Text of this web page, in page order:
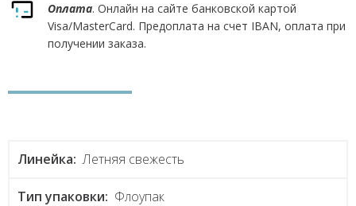
Оплата. Онлайн на сайте банковской картой
Visa/MasterCard. Предоплата на счет IBAN, оплата при
получении заказа.
Линейка: Летняя свежесть
Тип упаковки: Флоупак